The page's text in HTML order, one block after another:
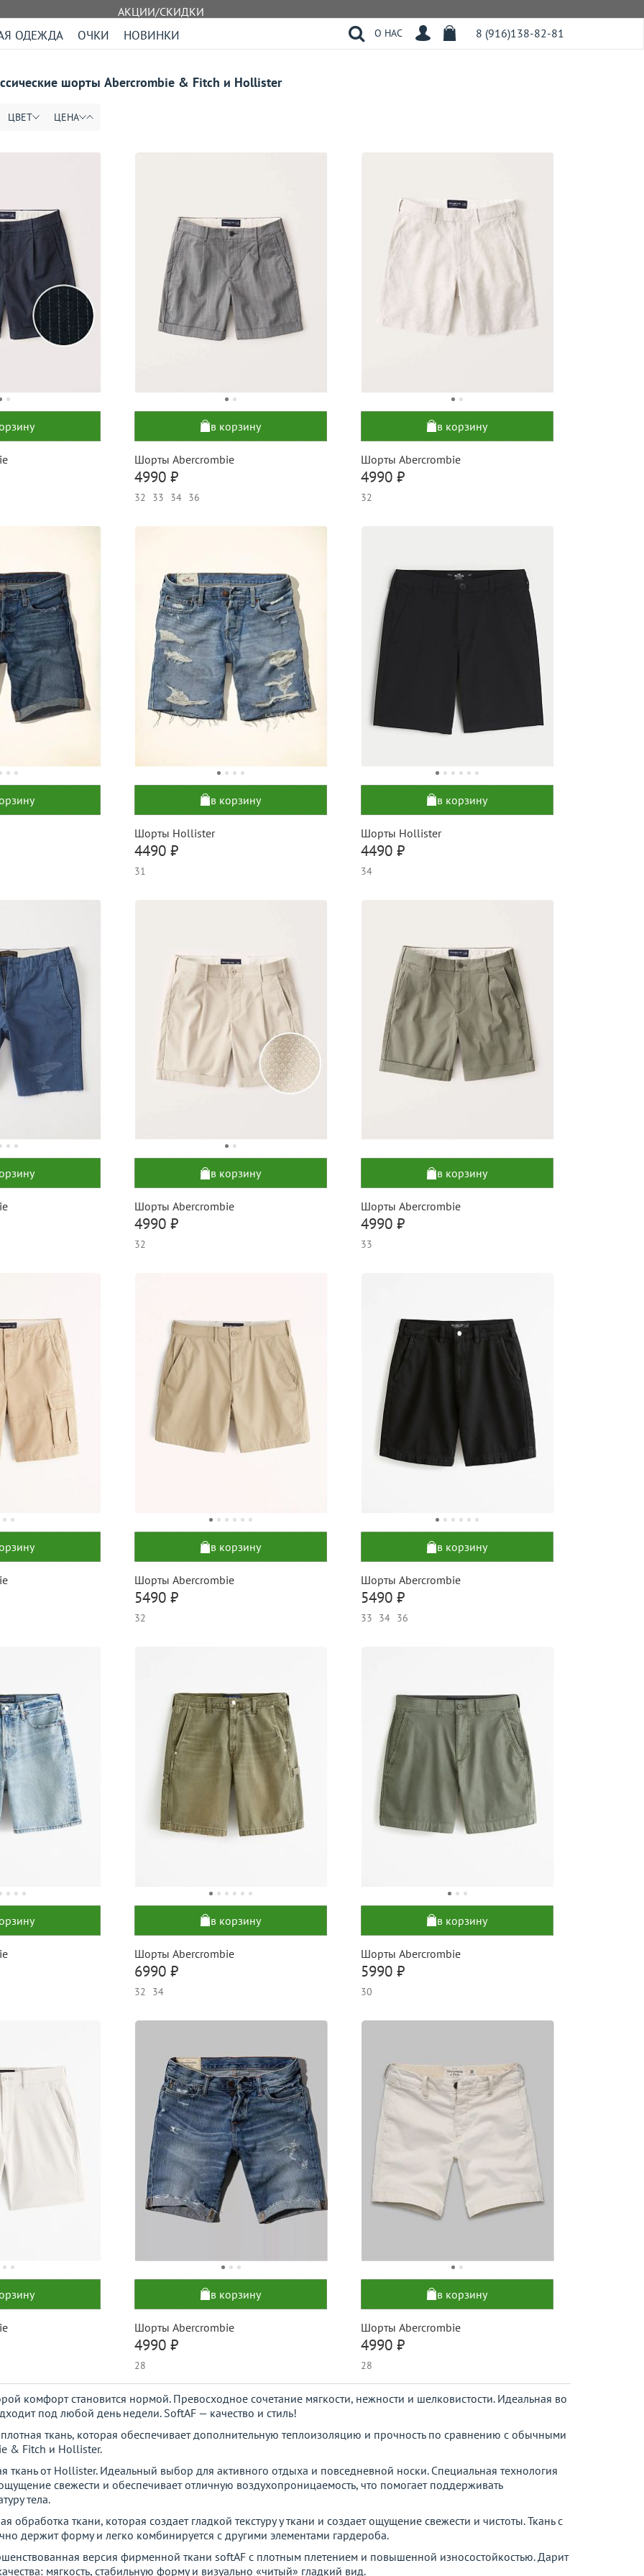
АКЦИИ/СКИДКИ
ОДЕЖДА ОЧКИ НОВИНКИ О НАС 8 (916)138-82-81
шорты Abercrombie & Fitch и Hollister
ЦВЕТ ЦЕНА
в корзину
Шорты Abercrombie
4990 ₽
32 33 34 36
в корзину
Шорты Abercrombie
4990 ₽
32
в корзину
Шорты Hollister
4490 ₽
31
в корзину
Шорты Hollister
4490 ₽
34
в корзину
Шорты Abercrombie
4990 ₽
32
в корзину
Шорты Abercrombie
4990 ₽
33
в корзину
Шорты Abercrombie
5490 ₽
32
в корзину
Шорты Abercrombie
5490 ₽
33 34 36
в корзину
Шорты Abercrombie
6990 ₽
32 34
в корзину
Шорты Abercrombie
5990 ₽
30
в корзину
Шорты Abercrombie
4990 ₽
28
в корзину
Шорты Abercrombie
4990 ₽
28
комфорт становится нормой. Превосходное сочетание мягкости, нежности и шелковистости. Идеальная во
под любой день недели. SoftAF — качество и стиль!
ткань, которая обеспечивает дополнительную теплоизоляцию и прочность по сравнению с обычными
& Fitch и Hollister.
ткань от Hollister. Идеальный выбор для активного отдыха и повседневной носки. Специальная технология
свежести и обеспечивает отличную воздухопроницаемость, что помогает поддерживать
тела.
обработка ткани, которая создает гладкой текстуру у ткани и создает ощущение свежести и чистоты. Ткань с
держит форму и легко комбинируется с другими элементами гардероба.
версия фирменной ткани softAF с плотным плетением и повышенной износостойкостью. Дарит
мягкость, стабильную форму и визуально «читый» гладкий вид.